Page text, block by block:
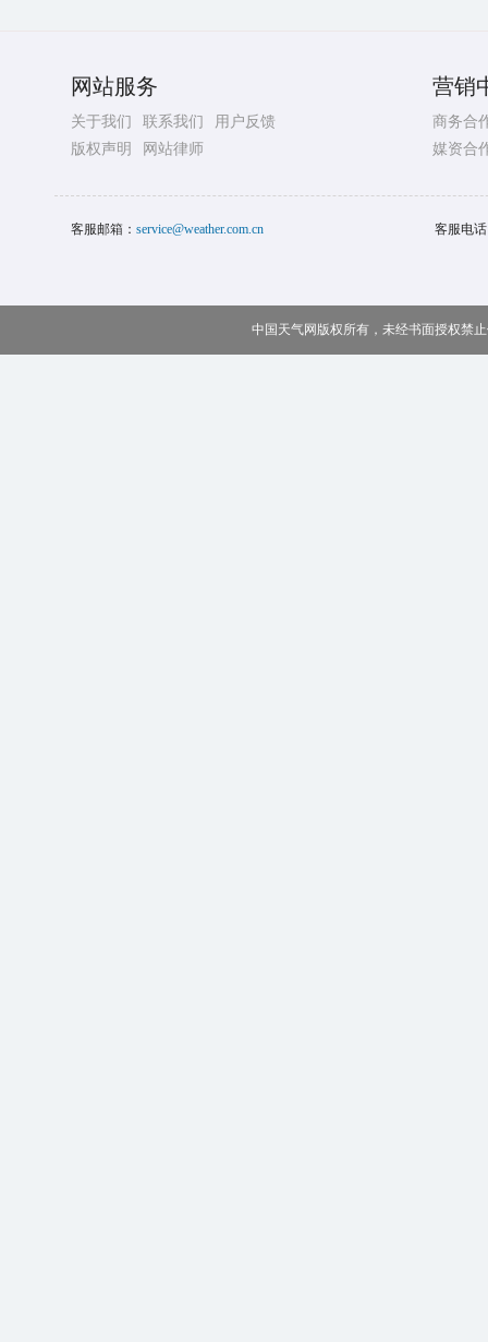
网站服务
关于我们 联系我们
用户反馈
版权声明
网站律师
营销
商务合
媒资合
客服邮箱： service@weather.com.cn 客服电
中国天气网版权所有，未经书面授权